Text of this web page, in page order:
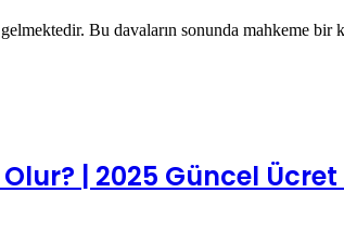
gelmektedir. Bu davaların sonunda mahkeme
| 2025 Güncel